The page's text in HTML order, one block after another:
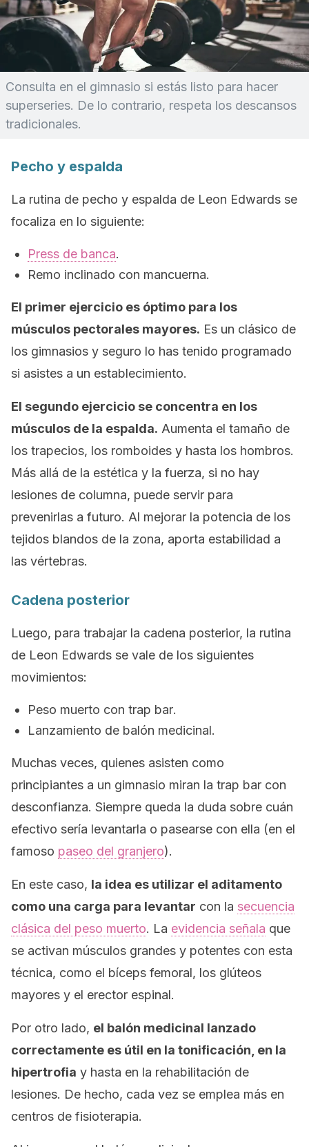
Consulta en el gimnasio si estás listo para hacer
superseries. De lo contrario, respeta los descansos
tradicionales.
Pecho y espalda
La rutina de pecho y espalda de Leon Edwards se
focaliza en lo siguiente:
Press de banca.
Remo inclinado con mancuerna.
El primer ejercicio es óptimo para los
músculos pectorales mayores. Es un clásico de
los gimnasios y seguro lo has tenido programado
si asistes a un establecimiento.
El segundo ejercicio se concentra en los
músculos de la espalda. Aumenta el tamaño de
los trapecios, los romboides y hasta los hombros.
Más allá de la estética y la fuerza, si no hay
lesiones de columna, puede servir para
prevenirlas a futuro. Al mejorar la potencia de los
tejidos blandos de la zona, aporta estabilidad a
las vértebras.
Cadena posterior
Luego, para trabajar la cadena posterior, la rutina
de Leon Edwards se vale de los siguientes
movimientos:
Peso muerto con trap bar.
Lanzamiento de balón medicinal.
Muchas veces, quienes asisten como
principiantes a un gimnasio miran la trap bar con
desconfianza. Siempre queda la duda sobre cuán
efectivo sería levantarla o pasearse con ella (en el
famoso paseo del granjero).
En este caso, la idea es utilizar el aditamento
como una carga para levantar con la secuencia
clásica del peso muerto. La evidencia señala que
se activan músculos grandes y potentes con esta
técnica, como el bíceps femoral, los glúteos
mayores y el erector espinal.
Por otro lado, el balón medicinal lanzado
correctamente es útil en la tonificación, en la
hipertrofia y hasta en la rehabilitación de
lesiones. De hecho, cada vez se emplea más en
centros de fisioterapia.